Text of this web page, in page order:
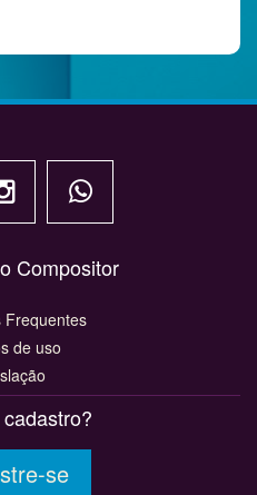
Compositor
Frequentes
de uso
se